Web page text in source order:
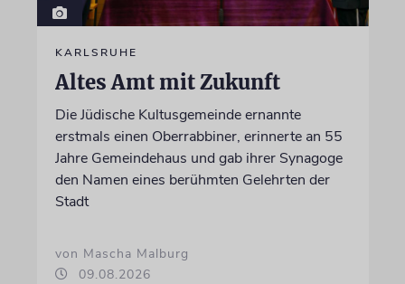
KARLSRUHE
Altes Amt mit Zukunft
Die Jüdische Kultusgemeinde ernannte
erstmals einen Oberrabbiner, erinnerte an 55
Jahre Gemeindehaus und gab ihrer Synagoge
den Namen eines berühmten Gelehrten der
Stadt
von Mascha Malburg
09.08.2026